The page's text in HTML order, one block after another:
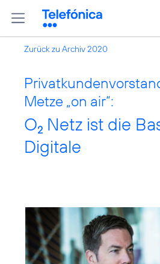
Zurück zu Archiv 2020
Metze „on air“:
O2 Netz ist die
Digitale